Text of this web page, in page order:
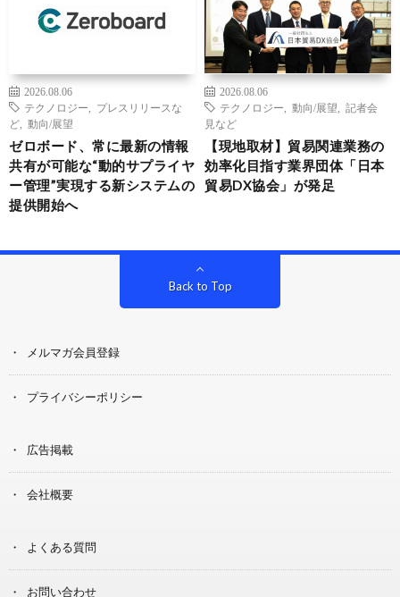
2026.08.06
テクノロジー
プレスリリースな
ど
動向/展望
ゼロボード、常に最新の情報
共有が可能な“動的サプライヤ
ー管理”実現する新システムの
提供開始へ
2026.08.06
テクノロジー
動向/展望
記者会
見など
【現地取材】貿易関連業務の
効率化目指す業界団体「日本
貿易DX協会」が発足
Back to Top
メルマガ会員登録
プライバシーポリシー
広告掲載
会社概要
よくある質問
お問い合わせ